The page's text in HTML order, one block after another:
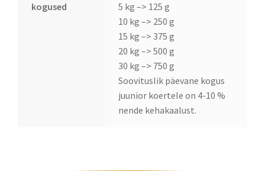
kogused
5 kg –> 125 g
10 kg –> 250 g
15 kg –> 375 g
20 kg –> 500 g
30 kg –> 750 g
Soovituslik päevane kogus
juunior koertele on 4-10 %
nende kehakaalust.